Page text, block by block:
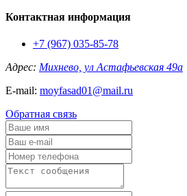
Контактная информация
+7 (967) 035-85-78
Адрес: Михнево, ул Астафьевская 49а
E-mail: moyfasad01@mail.ru
Обратная связь